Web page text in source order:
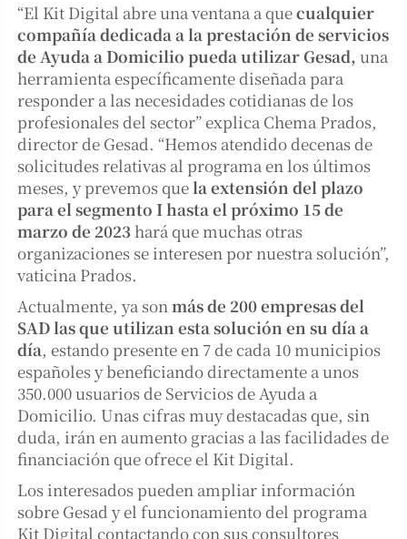
“El Kit Digital abre una ventana a quecualquier
compañía dedicada a la prestación de servicios
de Ayuda a Domicilio pueda utilizar Gesad, una
herramienta específicamente diseñada para
responder a las necesidades cotidianas de los
profesionales del sector” explica Chema Prados,
director de Gesad. “Hemos atendido decenas de
solicitudes relativas al programa en los últimos
meses, y prevemos quela extensión del plazo
para el segmento I hasta el próximo 15 de
marzo de 2023 hará que muchas otras
organizaciones se interesen por nuestra solución”,
vaticina Prados.
Actualmente, ya sonmás de 200 empresas del
SAD las que utilizan esta solución en su día a
día, estando presente en 7 de cada 10 municipios
españoles y beneficiando directamente a unos
350.000 usuarios de Servicios de Ayuda a
Domicilio. Unas cifras muy destacadas que, sin
duda, irán en aumento gracias a las facilidades de
financiación que ofrece el Kit Digital.
Los interesados pueden ampliar información
sobre Gesad y el funcionamiento del programa
Kit Digital contactando con sus consultores